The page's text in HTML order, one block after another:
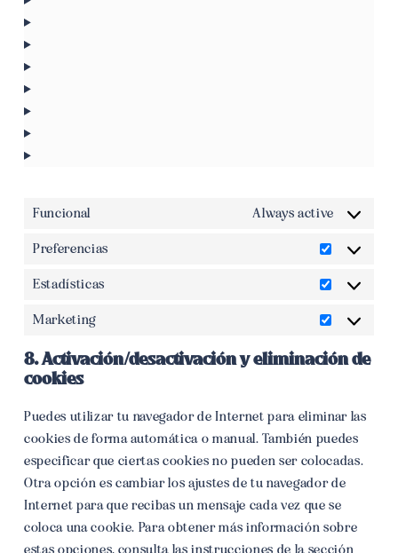
Funcional Always active
Preferencias
Estadísticas
Marketing
Marketing
8. Activación/desactivación y eliminación de
cookies
Puedes utilizar tu navegador de Internet para eliminar las
cookies de forma automática o manual. También puedes
especificar que ciertas cookies no pueden ser colocadas.
Otra opción es cambiar los ajustes de tu navegador de
Internet para que recibas un mensaje cada vez que se
coloca una cookie. Para obtener más información sobre
estas opciones, consulta las instrucciones de la sección